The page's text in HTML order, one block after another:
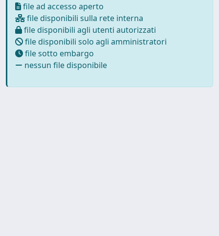
file ad accesso aperto
file disponibili sulla rete interna
file disponibili agli utenti autorizzati
file disponibili solo agli amministratori
file sotto embargo
nessun file disponibile